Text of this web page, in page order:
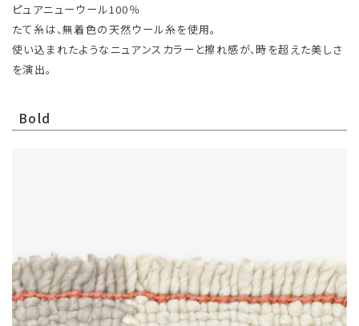
ピュアニューウール100％
たて糸は、無着色の天然ウール糸を使用。
使い込まれたようなニュアンスカラーと擦れ感が、時を超えた美しさ
を演出。
Bold